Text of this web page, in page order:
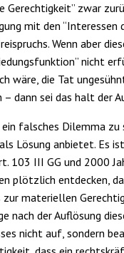
Gerechtigkeit” zwar
mit den “Interessen
Wenn aber
nicht
wäre, die Tat
dann sei das halt der
falsches Dilemma zu
Lösung anbietet. Es
103 III GG und 2000
plötzlich entdecken,
zur materiellen
nach der Auflösung
nicht auf, sondern